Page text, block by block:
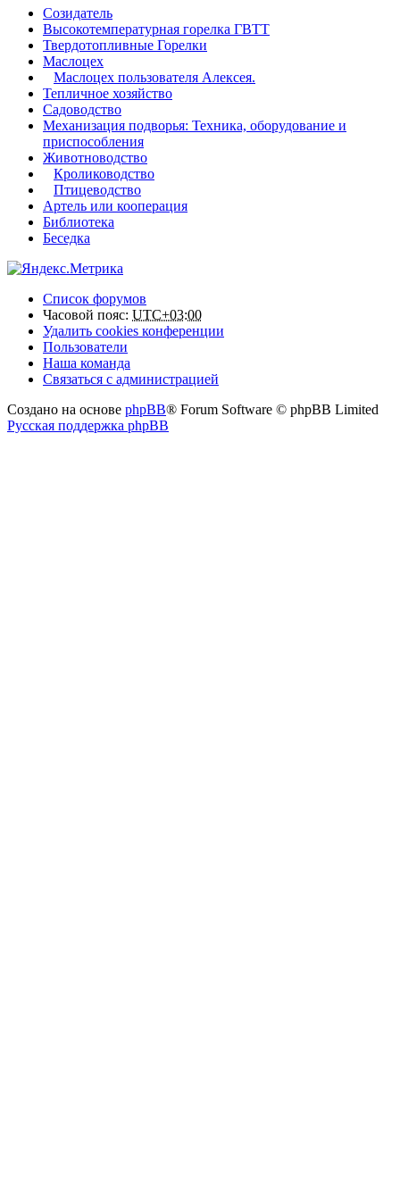
Созидатель
Высокотемпературная горелка ГВТТ
Твердотопливные Горелки
Маслоцех
Маслоцех пользователя Алексея.
Тепличное хозяйство
Садоводство
Механизация подворья: Техника, оборудование и
приспособления
Животноводство
Кролиководство
Птицеводство
Артель или кооперация
Библиотека
Беседка
Список форумов
Часовой пояс: UTC+03:00
Удалить cookies конференции
Пользователи
Наша команда
Связаться с администрацией
Создано на основе phpBB® Forum Software © phpBB Limited
Русская поддержка phpBB